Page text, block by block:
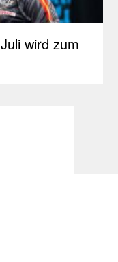
wird zum